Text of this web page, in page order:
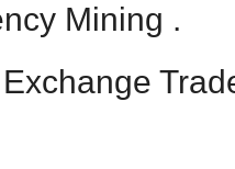
Mining .